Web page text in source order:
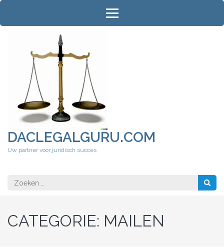
Ga
inhoud
DACLEGALGURU.COM
Uw partner voor juridisch succes
Zoeken
naar:
CATEGORIE: MAILEN